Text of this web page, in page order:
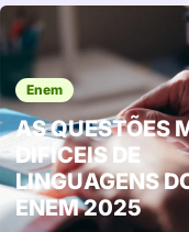
Enem
AS QUESTÕES
DIFÍCEIS DE
LINGUAGENS
ENEM 2025